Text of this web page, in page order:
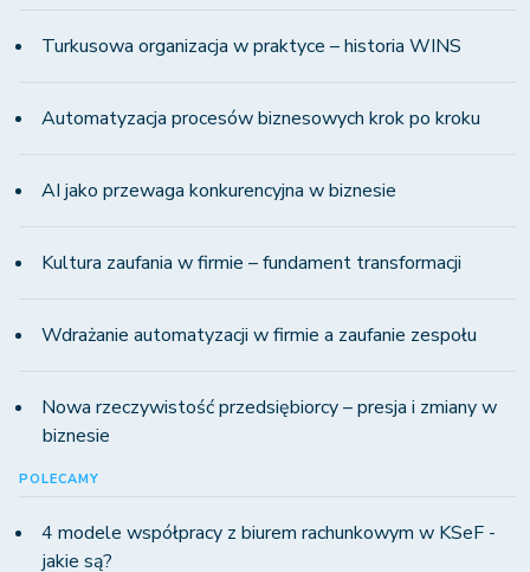
Turkusowa organizacja w praktyce – historia WINS
Automatyzacja procesów biznesowych krok po kroku
AI jako przewaga konkurencyjna w biznesie
Kultura zaufania w firmie – fundament transformacji
Wdrażanie automatyzacji w firmie a zaufanie zespołu
Nowa rzeczywistość przedsiębiorcy – presja i zmiany w
biznesie
POLECAMY
4 modele współpracy z biurem rachunkowym w KSeF -
jakie są?